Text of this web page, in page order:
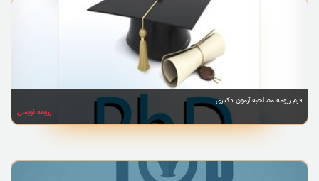
فرم رزومه مصاحبه آزمون دکتری
رزومه نویسی